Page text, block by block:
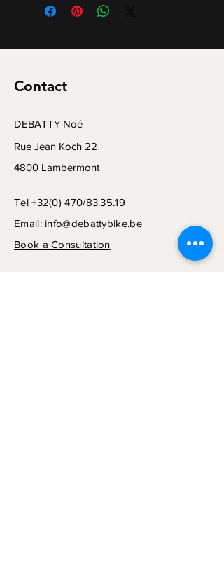
XXL
Contact
DEBATTY Noé
Rue Jean Koch 22
4800 Lambermont
Tel +32(0) 470/83.35.19
Email: info@debattybike.be
Book a Consultation